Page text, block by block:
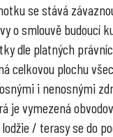
se stává
o smlouvě budoucí
dle platných
celkovou plochu
i nenosnými
je vymezená
/ terasy se do